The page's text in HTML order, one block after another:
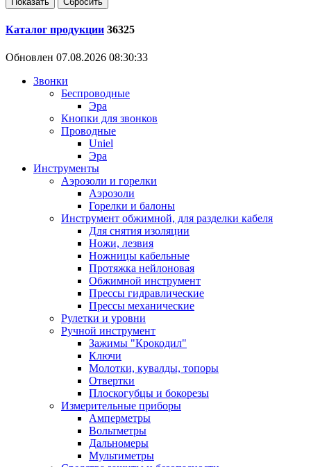
Каталог продукции 36325
Обновлен 07.08.2026 08:30:33
Звонки
Беспроводные
Эра
Кнопки для звонков
Проводные
Uniel
Эра
Инструменты
Аэрозоли и горелки
Аэрозоли
Горелки и балоны
Инструмент обжимной, для разделки кабеля
Для снятия изоляции
Ножи, лезвия
Ножницы кабельные
Протяжка нейлоновая
Обжимной инструмент
Прессы гидравлические
Прессы механические
Рулетки и уровни
Ручной инструмент
Зажимы "Крокодил"
Ключи
Молотки, кувалды, топоры
Отвертки
Плоскогубцы и бокорезы
Измерительные приборы
Амперметры
Вольтметры
Дальномеры
Мультиметры